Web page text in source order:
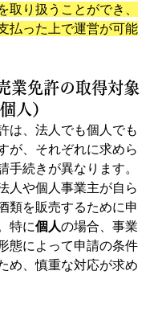
取り扱うことができ、
払った上で運営が可能
業免許の取得対象
人）
は、法人でも個人でも
が、それぞれに求めら
手続きが異なります。
人や個人事業主が自ら
類を販売するために申
特に個人の場合、事業
態によって申請の条件
め、慎重な対応が求め